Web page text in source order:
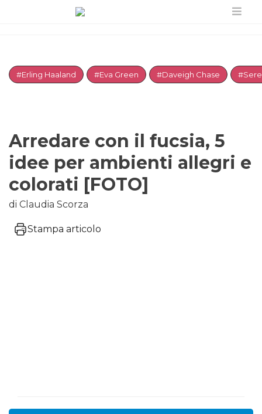
#Erling Haaland #Eva Green #Daveigh Chase
Arredare con il fucsia, 5
idee per ambienti allegri e
colorati [FOTO]
di Claudia Scorza
Stampa articolo